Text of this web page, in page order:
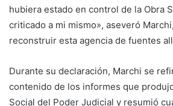
hubiera estado en control de la Obra
criticado a mi mismo», aseveró
reconstruir esta agencia de fuentes
Durante su declaración, Marchi se
contenido de los informes que
Social del Poder Judicial y resumió